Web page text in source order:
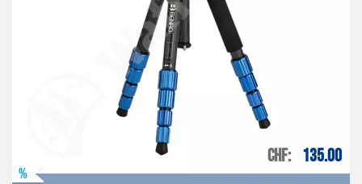
%
CHF 135.00